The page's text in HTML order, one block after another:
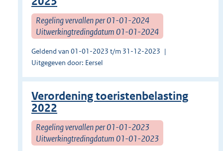
Regeling vervallen per 01-01-2024
Uitwerkingtredingdatum 01-01-2024
Geldend van 01-01-2023 t/m 31-12-2023
Uitgegeven door: Eersel
Verordening toeristenbelasting
2022
Regeling vervallen per 01-01-2023
Uitwerkingtredingdatum 01-01-2023